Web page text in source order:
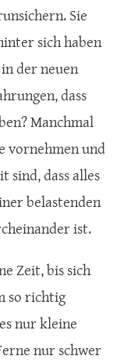
Sie
sich haben
der neuen
dass
Manchmal
vornehmen und
sind, dass alles
belastenden
ist.
Zeit, bis sich
so richtig
nur kleine
nur schwer